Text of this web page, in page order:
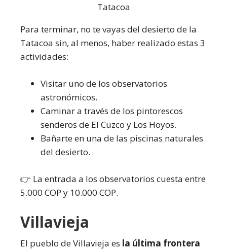
Tatacoa
Para terminar, no te vayas del desierto de la
Tatacoa sin, al menos, haber realizado estas 3
actividades:
Visitar uno de los observatorios
astronómicos.
Caminar a través de los pintorescos
senderos de El Cuzco y Los Hoyos.
Bañarte en una de las piscinas naturales
del desierto.
👉 La entrada a los observatorios cuesta entre
5.000 COP y 10.000 COP.
Villavieja
El pueblo de Villavieja es la última frontera